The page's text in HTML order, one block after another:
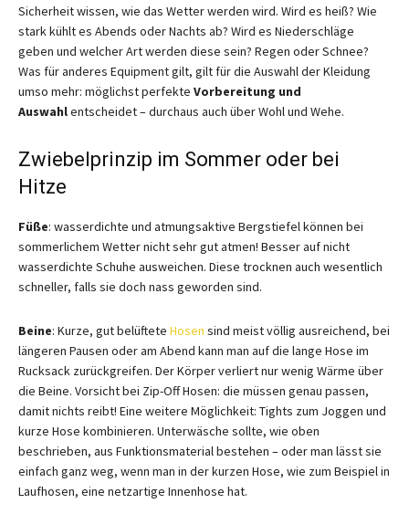
Sicherheit wissen, wie das Wetter werden wird. Wird es heiß? Wie
stark kühlt es Abends oder Nachts ab? Wird es Niederschläge
geben und welcher Art werden diese sein? Regen oder Schnee?
Was für anderes Equipment gilt, gilt für die Auswahl der Kleidung
umso mehr: möglichst perfekte Vorbereitung und
Auswahlentscheidet – durchaus auch über Wohl und Wehe.
Zwiebelprinzip im Sommer oder bei
Hitze
Füße: wasserdichte und atmungsaktive Bergstiefel können bei
sommerlichem Wetter nicht sehr gut atmen! Besser auf nicht
wasserdichte Schuhe ausweichen. Diese trocknen auch wesentlich
schneller, falls sie doch nass geworden sind.
Beine: Kurze, gut belüftete Hosen sind meist völlig ausreichend, bei
längeren Pausen oder am Abend kann man auf die lange Hose im
Rucksack zurückgreifen. Der Körper verliert nur wenig Wärme über
die Beine. Vorsicht bei Zip-Off Hosen: die müssen genau passen,
damit nichts reibt! Eine weitere Möglichkeit: Tights zum Joggen und
kurze Hose kombinieren. Unterwäsche sollte, wie oben
beschrieben, aus Funktionsmaterial bestehen – oder man lässt sie
einfach ganz weg, wenn man in der kurzen Hose, wie zum Beispiel in
Laufhosen, eine netzartige Innenhose hat.